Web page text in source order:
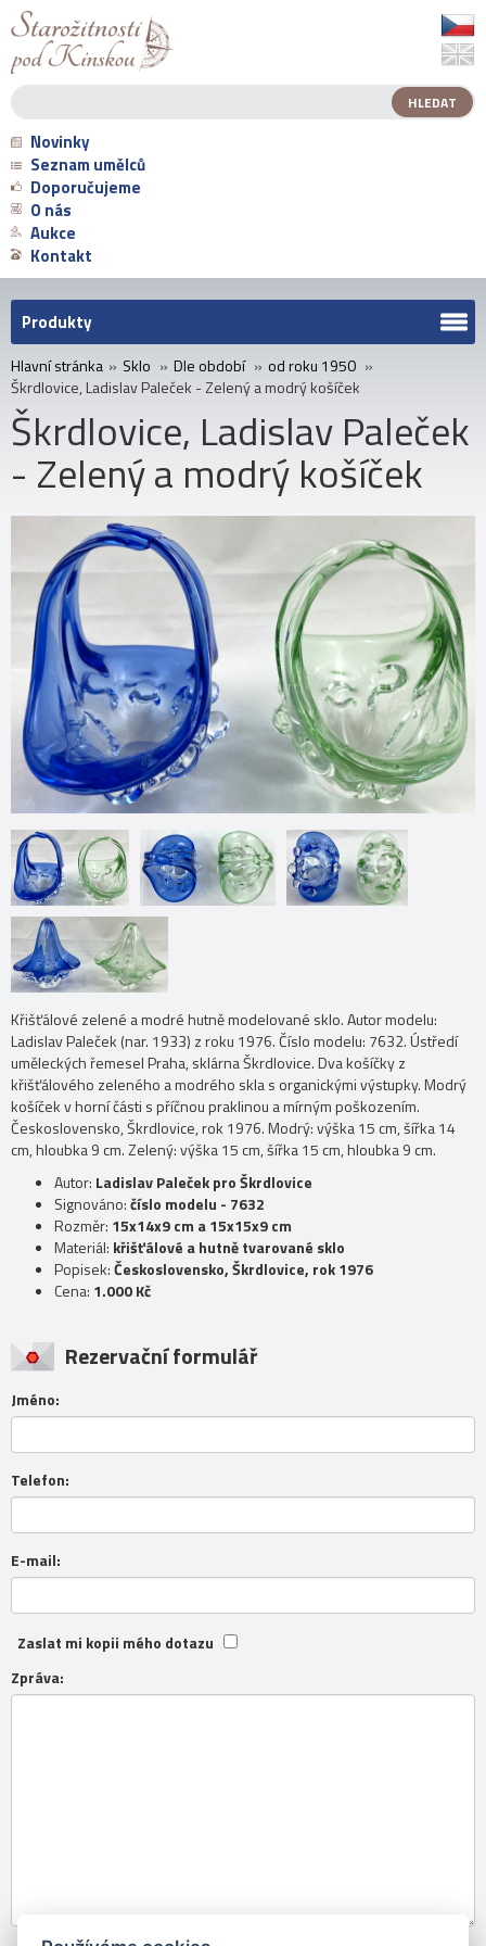
Novinky
Seznam umělců
Doporučujeme
O nás
Aukce
Kontakt
Produkty
Hlavní stránka » Sklo » Dle období » od roku 1950 »
Škrdlovice, Ladislav Paleček - Zelený a modrý košíček
Škrdlovice, Ladislav Paleček
- Zelený a modrý košíček
Křišťálové zelené a modré hutně modelované sklo. Autor modelu:
Ladislav Paleček (nar. 1933) z roku 1976. Číslo modelu: 7632. Ústředí
uměleckých řemesel Praha, sklárna Škrdlovice. Dva košíčky z
křišťálového zeleného a modrého skla s organickými výstupky. Modrý
košíček v horní části s příčnou praklinou a mírným poškozením.
Československo, Škrdlovice, rok 1976. Modrý: výška 15 cm, šířka 14
cm, hloubka 9 cm. Zelený: výška 15 cm, šířka 15 cm, hloubka 9 cm.
Autor: Ladislav Paleček pro Škrdlovice
Signováno:číslo modelu - 7632
Rozměr: 15x14x9 cm a 15x15x9 cm
Materiál: křišťálové a hutně tvarované sklo
Popisek:Československo, Škrdlovice, rok 1976
Cena: 1.000 Kč
Rezervační formulář
Jméno:
Telefon:
E-mail:
Zaslat mi kopii mého dotazu
Zpráva: